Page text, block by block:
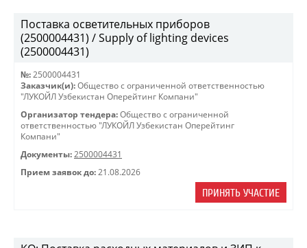
Поставка осветительных приборов
(2500004431) / Supply of lighting devices
(2500004431)
№: 2500004431
Заказчик(и): Общество с ограниченной ответственностью
"ЛУКОЙЛ Узбекистан Оперейтинг Компани"
Организатор тендера: Общество с ограниченной
ответственностью "ЛУКОЙЛ Узбекистан Оперейтинг
Компани"
Документы: 2500004431
Прием заявок до: 21.08.2026
ПРИНЯТЬ УЧАСТИЕ